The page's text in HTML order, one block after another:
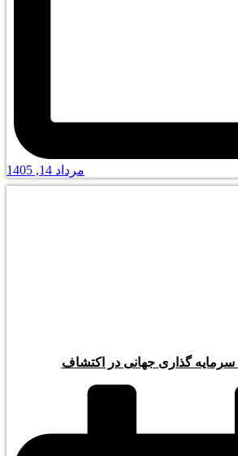
مرداد 14, 1405
گذاری جهانی در اکتشاف